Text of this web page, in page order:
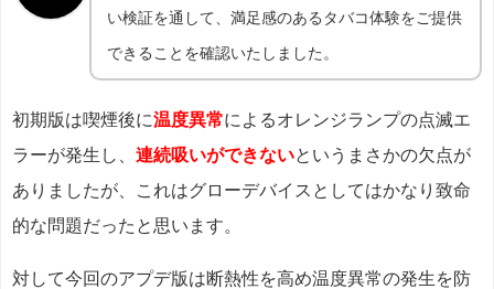
い検証を通して、満足感のあるタバコ体験をご提供
できることを確認いたしました。
初期版は喫煙後に温度異常によるオレンジランプの点滅エ
ラーが発生し、 連続吸いができないというまさかの欠点が
ありましたが、これはグローデバイスとしてはかなり致命
的な問題だったと思います。
対して今回のアプデ版は断熱性を高め温度異常の発生を防